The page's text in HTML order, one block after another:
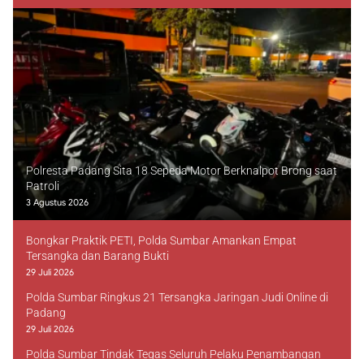
Polresta Padang Sita 18 Sepeda Motor Berknalpot Brong saat
Patroli
3 Agustus 2026
Bongkar Praktik PETI, Polda Sumbar Amankan Empat
Tersangka dan Barang Bukti
29 Juli 2026
Polda Sumbar Ringkus 21 Tersangka Jaringan Judi Online di
Padang
29 Juli 2026
Polda Sumbar Tindak Tegas Seluruh Pelaku Penambangan